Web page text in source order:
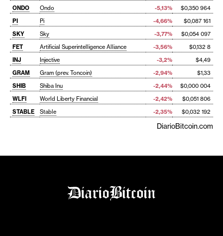
ONDO
Ondo -5,13%
$0,350 964
PI
Pi -4,66%
$0,087 161
SKY
Sky -3,77%
$0,054 097
FET
Artificial Superintelligence Alliance -3,56%
$0,132 8
INJ
Injective -3,2%
$4,49
GRAM
Gram (prev. Toncoin) -2,94%
$1,33
SHIB
Shiba Inu -2,44%
$0,000 004
WLFI
World Liberty Financial -2,42%
$0,051 806
STABLE
Stable -2,35% $0,032 192
DiarioBitcoin.com